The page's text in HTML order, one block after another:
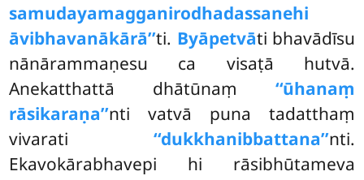
samudayamagganirodhadassanehi
āvibhavanākārā’’ti. Byāpetvāti bhavādīsu
nānārammaṇesu ca visaṭā hutvā.
Anekatthattā dhātūnaṃ ‘‘ūhanaṃ
rāsikaraṇa’’nti vatvā puna tadatthaṃ
vivarati ‘‘dukkhanibbattana’’nti.
Ekavokārabhavepi hi rāsibhūtameva